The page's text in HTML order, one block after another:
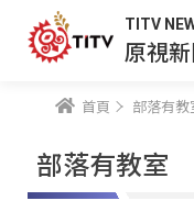
TITV
原視
首頁 部落有教
部落有教室